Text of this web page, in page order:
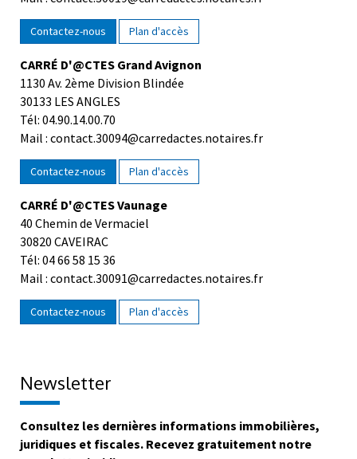
Contactez-nous Plan d'accès
CARRÉ D'@CTES Grand Avignon
1130 Av. 2ème Division Blindée
30133 LES ANGLES
Tél: 04.90.14.00.70
Mail : contact.30094@carredactes.notaires.fr
Contactez-nous Plan d'accès
CARRÉ D'@CTES Vaunage
40 Chemin de Vermaciel
30820 CAVEIRAC
Tél: 04 66 58 15 36
Mail : contact.30091@carredactes.notaires.fr
Contactez-nous Plan d'accès
Consultez les dernières informations immobilières,
juridiques et fiscales. Recevez gratuitement notre
newsletter juridique